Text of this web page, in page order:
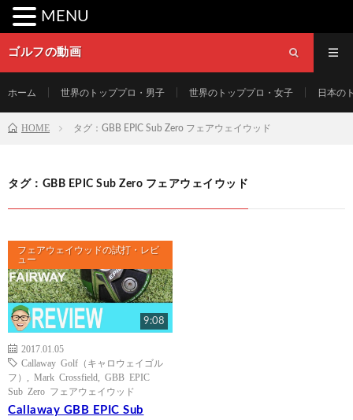
ゴルフの動画
ホーム 世界のトッププロ・男子 世界のトッププロ・女子 日本の
HOME タグ：GBB EPIC Sub Zero フェアウェイウッド
タグ：GBB EPIC Sub Zero フェアウェイウッド
フェアウェイウッドの試打・レビ
ュー
9:08
2017.01.05
Callaway Golf（キャロウェイゴル
フ）
Mark Crossfield
GBB EPIC
Sub Zero フェアウェイウッド
Callaway GBB EPIC Sub
MENU